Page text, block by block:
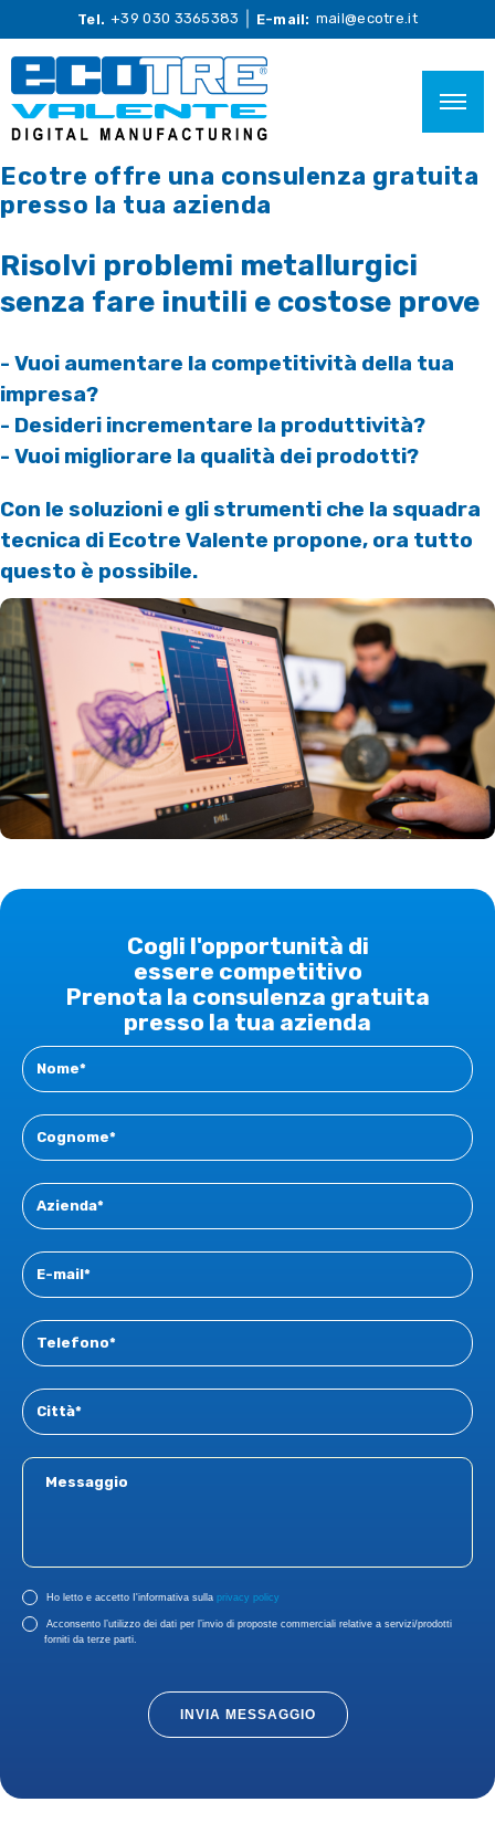
Tel. +39 030 3365383 E-mail: mail@ecotre.it
Ecotre offre una consulenza gratuita
presso la tua azienda
Risolvi problemi metallurgici
senza fare inutili e costose prove
- Vuoi aumentare la competitività della tua
impresa?
- Desideri incrementare la produttività?
- Vuoi migliorare la qualità dei prodotti?
Con le soluzioni e gli strumenti che la squadra
tecnica di Ecotre Valente propone, ora tutto
questo è possibile.
Cogli l'opportunità di
essere competitivo
Prenota la consulenza gratuita
presso la tua azienda
Landing
-
analisi
di
fattibilità
Ho letto e accetto I'informativa sulla privacy policy
Acconsento l’utilizzo dei dati per l’invio di proposte commerciali relative a servizi/prodotti
forniti da terze parti.
INVIA MESSAGGIO